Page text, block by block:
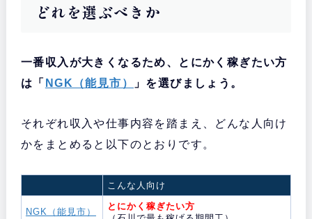
どれを選ぶべきか
一番収入が大きくなるため、とにかく稼ぎたい方
は「 NGK（能見市） 」を選びましょう。
それぞれ収入や仕事内容を踏まえ、どんな人向け
かをまとめると以下のとおりです。
こんな人向け
NGK（能見市）
とにかく稼ぎたい方